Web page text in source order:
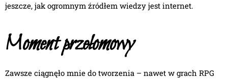
jeszcze, jak ogromnym źródłem wiedzy jest internet.
Moment przełomowy
Zawsze ciągnęło mnie do tworzenia – nawet w grach RPG